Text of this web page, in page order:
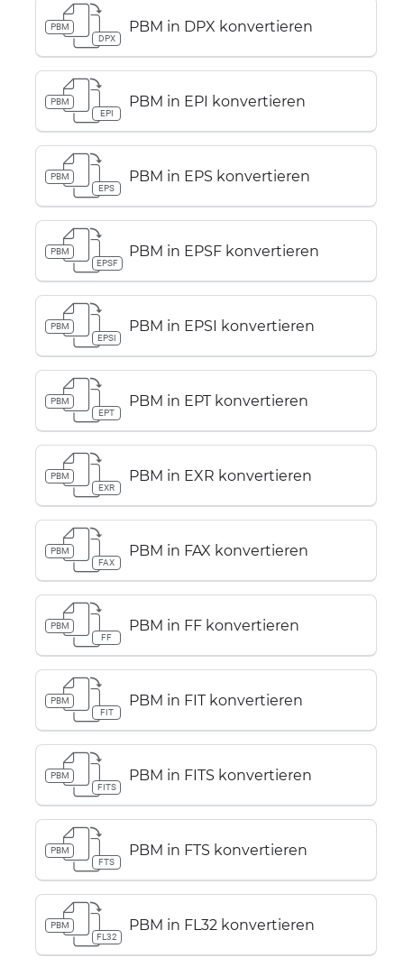
PBM
DPX
PBM in DPX konvertieren
PBM
EPI
PBM in EPI konvertieren
PBM
EPS
PBM in EPS konvertieren
PBM
EPSF
PBM in EPSF konvertieren
PBM
EPSI
PBM in EPSI konvertieren
PBM
EPT
PBM in EPT konvertieren
PBM
EXR
PBM in EXR konvertieren
PBM
FAX
PBM in FAX konvertieren
PBM
FF
PBM in FF konvertieren
PBM
FIT
PBM in FIT konvertieren
PBM
FITS
PBM in FITS konvertieren
PBM
FTS
PBM in FTS konvertieren
PBM
FL32
PBM in FL32 konvertieren